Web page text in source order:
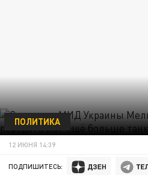
ПОЛИТИКА
12 ИЮНЯ 14:39
ПОДПИШИТЕСЬ: